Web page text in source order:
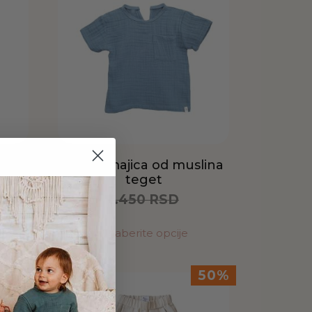
Dečija majica od muslina
teget
1.450RSD
Odaberite opcije
50% 50%